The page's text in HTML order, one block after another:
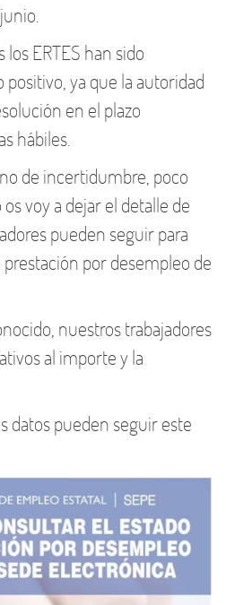
ERTES han sido
ya que la autoridad
en el plazo
hábiles.
de incertidumbre, poco
voy a dejar el detalle de
pueden seguir para
por desempleo de
nuestros trabajadores
al importe y la
datos pueden seguir este